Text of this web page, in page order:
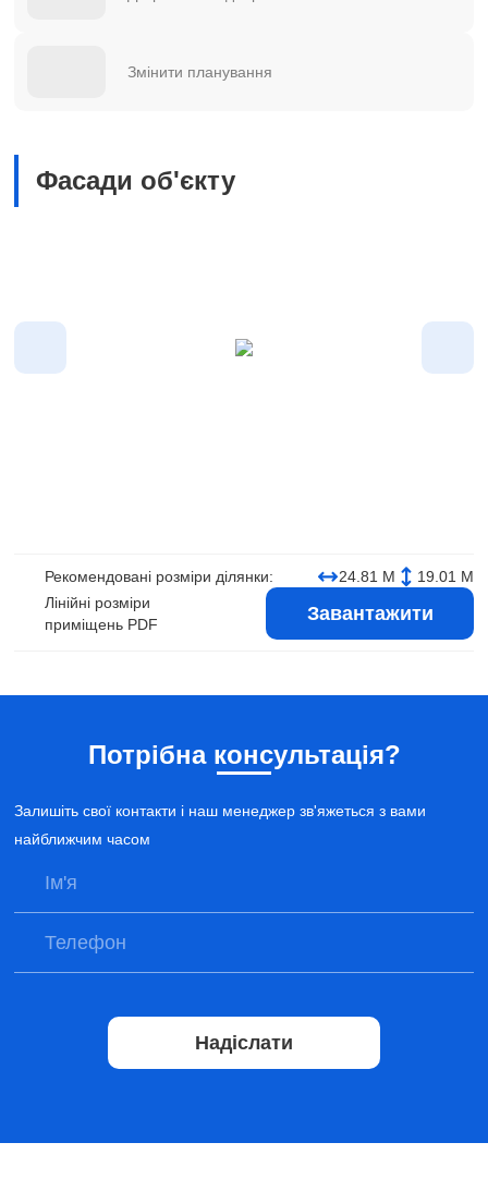
Змінити планування
Фасади об'єкту
Рекомендовані розміри ділянки: 24.81 М
19.01 М
Лінійні розміри
приміщень PDF
Завантажити
Потрібна консультація?
Залишіть свої контакти і наш менеджер зв'яжеться з вами
найближчим часом
Надіслати